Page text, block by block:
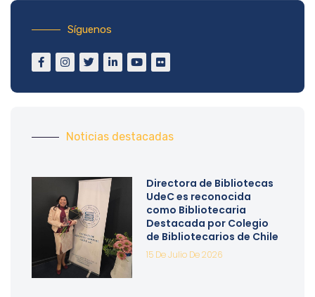
Síguenos
Noticias destacadas
Directora de Bibliotecas
UdeC es reconocida
como Bibliotecaria
Destacada por Colegio
de Bibliotecarios de Chile
15 De Julio De 2026